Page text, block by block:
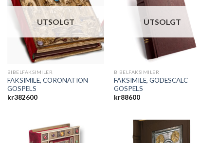
UTSOLGT
BIBELFAKSIMILER
FAKSIMILE, CORONATION
GOSPELS
kr382600
UTSOLGT
BIBELFAKSIMILER
FAKSIMILE, GODESCALC
GOSPELS
kr88600